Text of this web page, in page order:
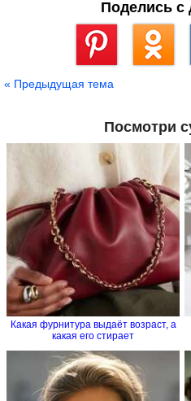
Поделись с
« Предыдущая тема
Посмотри
Какая фурнитура выдаёт возраст, а
какая его стирает